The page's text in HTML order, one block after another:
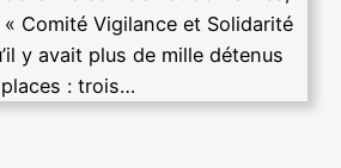
Comité Vigilance et Solidarité
y avait plus de mille détenus
: trois…